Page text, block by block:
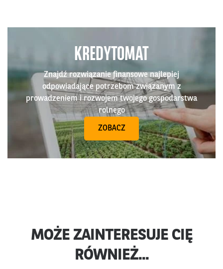
KREDYTOMAT
Znajdź rozwiązanie finansowe najlepiej
odpowiadające potrzebom związanym z
prowadzeniem i rozwojem twojego gospodarstwa
rolnego
ZOBACZ
MOŻE ZAINTERESUJE CIĘ
RÓWNIEŻ...